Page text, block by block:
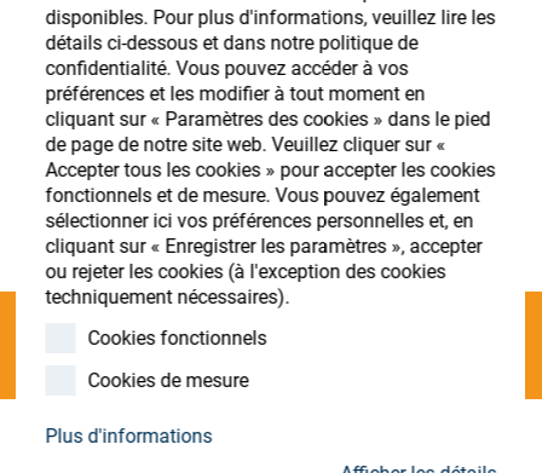
disponibles. Pour plus d'informations, veuillez lire les
détails ci-dessous et dans notre politique de
confidentialité. Vous pouvez accéder à vos
préférences et les modifier à tout moment en
cliquant sur « Paramètres des cookies » dans le pied
de page de notre site web. Veuillez cliquer sur «
Accepter tous les cookies » pour accepter les cookies
fonctionnels et de mesure. Vous pouvez également
sélectionner ici vos préférences personnelles et, en
cliquant sur « Enregistrer les paramètres », accepter
ou rejeter les cookies (à l'exception des cookies
techniquement nécessaires).
Cookies fonctionnels
Cookies de mesure
Plus d'informations
Qui sommes-nous ?
Carrière
Ressources
Contact
Store
Enregistrez-vous ou connectez-vous pour
accéder à vos comptes et découvrir notre
large gamme de consommables ophtalmiques
S'enregistrer Login
Categories
O;generating;V Pro